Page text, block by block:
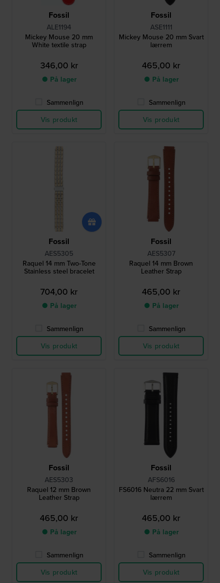
Fossil
ALE1194
Mickey Mouse 20 mm
White textile strap
346,00 kr
● På lager
Sammenlign
Vis produkt
Fossil
ASE1111
Mickey Mouse 20 mm Svart
lærrem
465,00 kr
● På lager
Sammenlign
Vis produkt
Fossil
AES5305
Raquel 14 mm Two-Tone
Stainless steel bracelet
704,00 kr
● På lager
Sammenlign
Vis produkt
Fossil
AES5307
Raquel 14 mm Brown
Leather Strap
465,00 kr
● På lager
Sammenlign
Vis produkt
Fossil
AES5303
Raquel 12 mm Brown
Leather Strap
465,00 kr
● På lager
Sammenlign
Vis produkt
Fossil
AFS6016
FS6016 Neutra 22 mm Svart
lærrem
465,00 kr
● På lager
Sammenlign
Vis produkt